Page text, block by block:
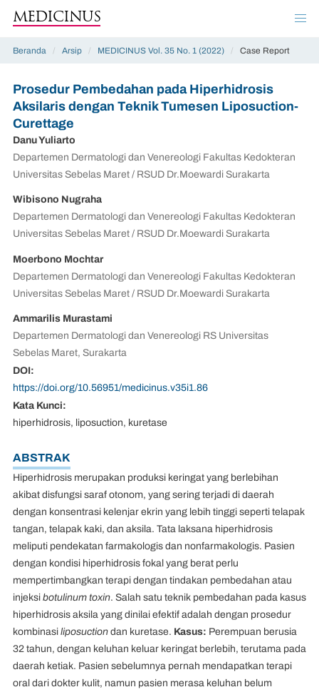
MEDICINUS
Beranda / Arsip / MEDICINUS Vol. 35 No. 1 (2022) / Case Report
Prosedur Pembedahan pada Hiperhidrosis
Aksilaris dengan Teknik Tumesen Liposuction-
Curettage
Danu Yuliarto
Departemen Dermatologi dan Venereologi Fakultas Kedokteran
Universitas Sebelas Maret / RSUD Dr.Moewardi Surakarta
Wibisono Nugraha
Departemen Dermatologi dan Venereologi Fakultas Kedokteran
Universitas Sebelas Maret / RSUD Dr.Moewardi Surakarta
Moerbono Mochtar
Departemen Dermatologi dan Venereologi Fakultas Kedokteran
Universitas Sebelas Maret / RSUD Dr.Moewardi Surakarta
Ammarilis Murastami
Departemen Dermatologi dan Venereologi RS Universitas
Sebelas Maret, Surakarta
DOI:
https://doi.org/10.56951/medicinus.v35i1.86
Kata Kunci:
hiperhidrosis, liposuction, kuretase
ABSTRAK
Hiperhidrosis merupakan produksi keringat yang berlebihan
akibat disfungsi saraf otonom, yang sering terjadi di daerah
dengan konsentrasi kelenjar ekrin yang lebih tinggi seperti telapak
tangan, telapak kaki, dan aksila. Tata laksana hiperhidrosis
meliputi pendekatan farmakologis dan nonfarmakologis. Pasien
dengan kondisi hiperhidrosis fokal yang berat perlu
mempertimbangkan terapi dengan tindakan pembedahan atau
injeksibotulinum toxin. Salah satu teknik pembedahan pada kasus
hiperhidrosis aksila yang dinilai efektif adalah dengan prosedur
kombinasiliposuctiondan kuretase. Kasus: Perempuan berusia
32 tahun, dengan keluhan keluar keringat berlebih, terutama pada
daerah ketiak. Pasien sebelumnya pernah mendapatkan terapi
oral dari dokter kulit, namun pasien merasa keluhan belum